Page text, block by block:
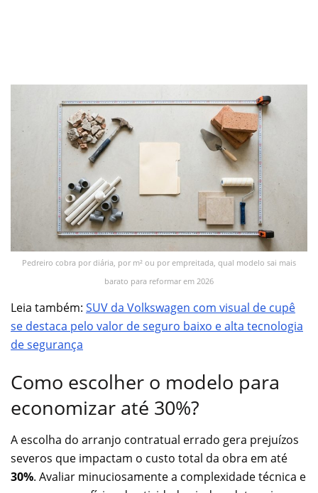
Pedreiro cobra por diária, por m² ou por empreitada, qual modelo sai mais
barato para reformar em 2026
Leia também: SUV da Volkswagen com visual de cupê
se destaca pelo valor de seguro baixo e alta tecnologia
de segurança
Como escolher o modelo para
economizar até 30%?
A escolha do arranjo contratual errado gera prejuízos
severos que impactam o custo total da obra em até
30%. Avaliar minuciosamente a complexidade técnica e